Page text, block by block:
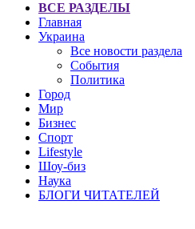
ВСЕ РАЗДЕЛЫ
Главная
Украина
Все новости раздела
События
Политика
Город
Мир
Бизнес
Спорт
Lifestyle
Шоу-биз
Наука
БЛОГИ ЧИТАТЕЛЕЙ